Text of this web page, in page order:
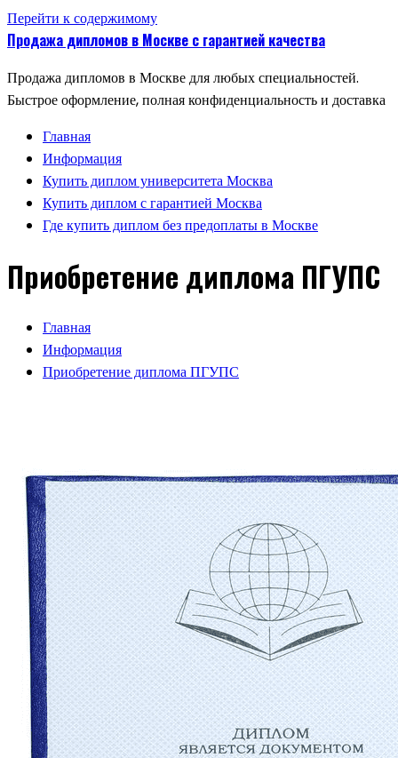
Перейти к содержимому
Продажа дипломов в Москве с гарантией качества
Продажа дипломов в Москве для любых специальностей.
Быстрое оформление, полная конфиденциальность и доставка
Главная
Информация
Купить диплом университета Москва
Купить диплом с гарантией Москва
Где купить диплом без предоплаты в Москве
Приобретение диплома ПГУПС
Главная
Информация
Приобретение диплома ПГУПС